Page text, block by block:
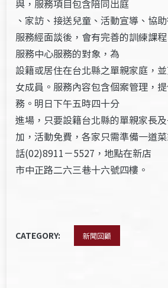
與，服務項目包含陪同出庭
、家訪、接送兒童、活動宣導、協
服務經面談後，會有完善的訓練課
服務中心服務的對象，為
設籍或居住在台北縣之單親家庭，
女成員。服務內容包含個案管理，
務。明日下午五時四十分
進場，只要設籍台北縣的單親家長
加，活動免費，各家只需準備一道
話(02)8911－5527，地點在新店
市中正路二六三巷十六號四樓。
CATEGORY: 新聞回顧